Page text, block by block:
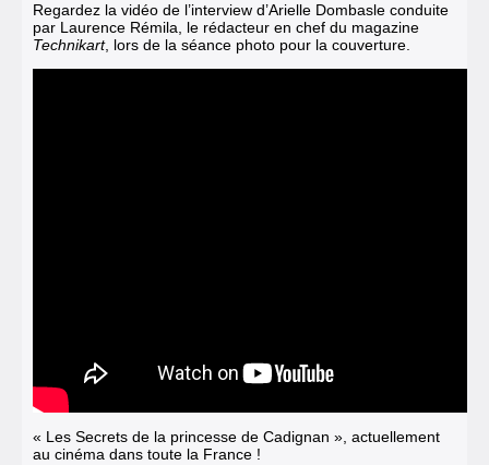
Regardez la vidéo de l’interview d’Arielle Dombasle conduite
par Laurence Rémila, le rédacteur en chef du magazine
Technikart, lors de la séance photo pour la couverture.
« Les Secrets de la princesse de Cadignan », actuellement
au cinéma dans toute la France !